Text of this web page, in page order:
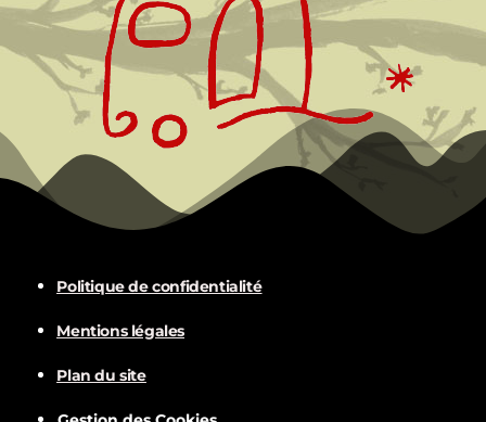
Politique de confidentialité
Mentions légales
Plan du site